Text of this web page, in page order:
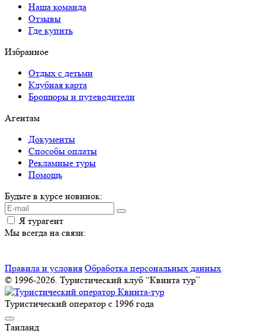
Наша команда
Отзывы
Где купить
Избранное
Отдых с детьми
Клубная карта
Брошюры и путеводители
Агентам
Документы
Способы оплаты
Рекламные туры
Помощь
Будьте в курсе новинок:
Я турагент
Мы всегда на связи:
Правила и условия Обработка персональных данных
© 1996-2026. Туристический клуб “Квинта тур”
Туристический оператор с 1996 года
Таиланд